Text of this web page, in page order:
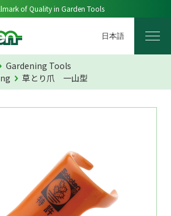
of Quality in Garden Tools
日本語
Gardening Tools
草とり爪 一山型